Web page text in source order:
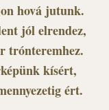
hová jutunk.
jól elrendez,
trónteremhez.
kísért,
ért.